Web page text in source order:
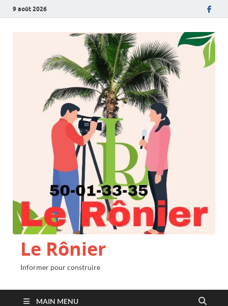
9 août 2026
Le Rônier
Informer pour construire
MAIN MENU